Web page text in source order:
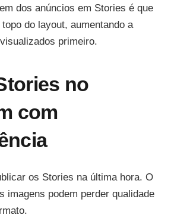
dos anúncios em Stories é que
do layout, aumentando a
primeiro.
no
com
os Stories na última hora. O
imagens podem perder qualidade